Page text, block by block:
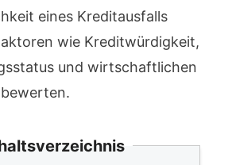
eines Kreditausfalls
wie Kreditwürdigkeit,
und wirtschaftlichen